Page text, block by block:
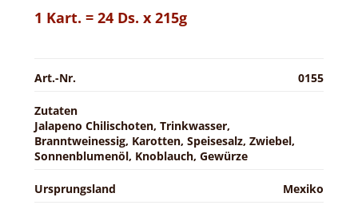
1 Kart. = 24 Ds. x 215g
Art.-Nr. 0155
Zutaten
Jalapeno Chilischoten, Trinkwasser,
Branntweinessig, Karotten, Speisesalz, Zwiebel,
Sonnenblumenöl, Knoblauch, Gewürze
Ursprungsland Mexiko